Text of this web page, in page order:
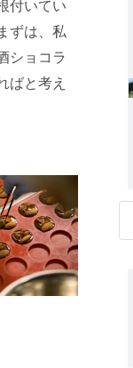
付いてい
ずは、私
ショコラ
ばと考え